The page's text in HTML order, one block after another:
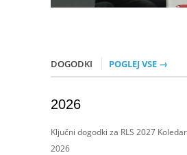
DOGODKI POGLEJ VSE →
2026
Ključni dogodki za RLS 2027
2026